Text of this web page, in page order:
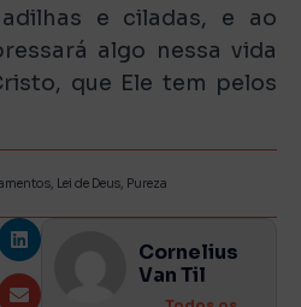
e ciladas, e ao
algo nessa vida
que Ele tem pelos
, Lei de Deus, Pureza
Cornelius
Van Til